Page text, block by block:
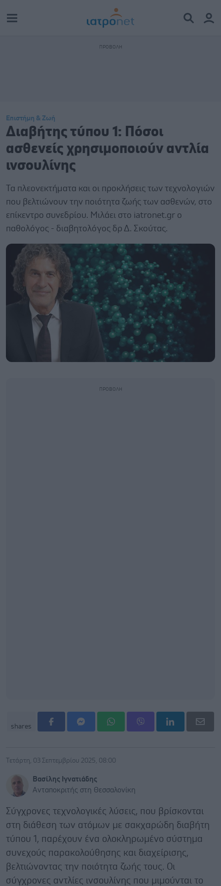
Επιστήμη & Ζωή
Διαβήτης τύπου 1: Πόσοι
ασθενείς χρησιμοποιούν αντλία
ινσουλίνης
Τα πλεονεκτήματα και οι προκλήσεις των τεχνολογιών
που βελτιώνουν την ποιότητα ζωής των ασθενών, στο
επίκεντρο συνεδρίου. Μιλάει στο iatronet.gr ο
παθολόγος - διαβητολόγος δρ Δ. Σκούτας.
shares
Τετάρτη, 03 Σεπτεμβρίου 2025, 08:00
Βασίλης Ιγνατιάδης
Ανταποκριτής στη Θεσσαλονίκη
Σύγχρονες τεχνολογικές λύσεις, που βρίσκονται
στη διάθεση των ατόμων με σακχαρώδη διαβήτη
τύπου 1, παρέχουν ένα ολοκληρωμένο σύστημα
συνεχούς παρακολούθησης και διαχείρισης,
βελτιώνοντας την ποιότητα ζωής τους. Οι
σύγχρονες αντλίες ινσουλίνης που μιμούνται το